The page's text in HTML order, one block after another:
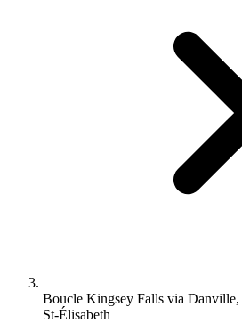
Boucle Kingsey Falls via
St-Élisabeth